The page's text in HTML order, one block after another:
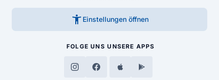
accessibility_new Einstellungen öffnen
FOLGE UNS UNSERE APPS